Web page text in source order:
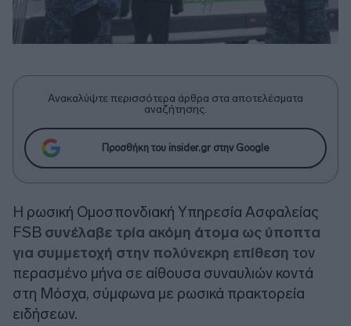
Ανακαλύψτε περισσότερα άρθρα στα αποτελέσματα
αναζήτησης.
Προσθήκη του insider.gr στην Google
Η ρωσική Ομοσπονδιακή Υπηρεσία Ασφαλείας
FSB συνέλαβε τρία ακόμη άτομα ως ύποπτα
για συμμετοχή στην πολύνεκρη επίθεση τον
περασμένο μήνα σε αίθουσα συναυλιών κοντά
στη Μόσχα, σύμφωνα με ρωσικά πρακτορεία
ειδήσεων.